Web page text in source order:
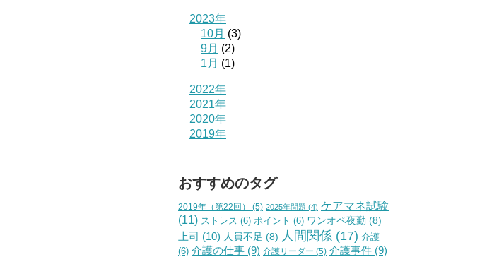
2023年
10月 (3)
9月 (2)
1月 (1)
2022年
2021年
2020年
2019年
おすすめのタグ
2019年（第22回） (5) 2025年問題 (4) ケアマネ試験
(11) ストレス (6) ポイント (6) ワンオペ夜勤 (8)
上司 (10) 人員不足 (8) 人間関係 (17) 介護
(6) 介護の仕事 (9) 介護リーダー (5) 介護事件 (9)